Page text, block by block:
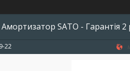
Амортизатор SATO - Гарантія 2
22